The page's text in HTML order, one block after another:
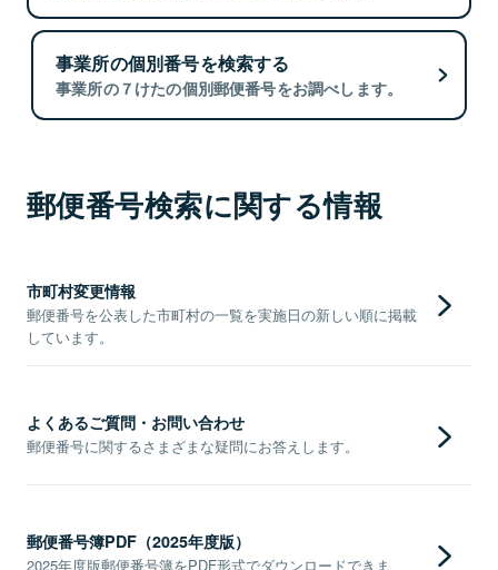
事業所の個別番号を検索する
事業所の７けたの個別郵便番号をお調べします。
郵便番号検索に関する情報
市町村変更情報
郵便番号を公表した市町村の一覧を実施日の新しい順に掲載
しています。
よくあるご質問・お問い合わせ
郵便番号に関するさまざまな疑問にお答えします。
郵便番号簿PDF（2025年度版）
2025年度版郵便番号簿をPDF形式でダウンロードできま